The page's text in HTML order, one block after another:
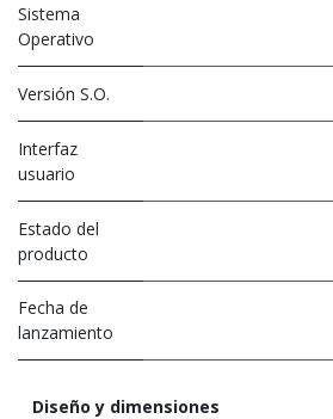
Sistema
Operativo
Versión S.O.
Interfaz
usuario
Estado del
producto
Fecha de
lanzamiento
Diseño y dimensiones